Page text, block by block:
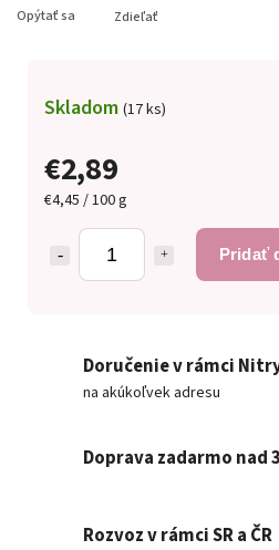
€2,89
€4,45 / 100 g
Pridať
Skladom (17 ks)
Opýtať sa Zdieľať
Doručenie v rámci
na akúkoľvek adresu
Doprava zadarmo nad
Rozvoz v rámci SR a ČR